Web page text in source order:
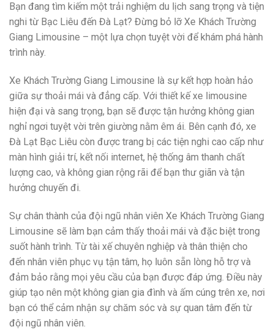
Bạn đang tìm kiếm một trải nghiệm du lịch sang trọng và tiện
nghi từ Bạc Liêu đến Đà Lạt? Đừng bỏ lỡ Xe Khách Trường
Giang Limousine – một lựa chọn tuyệt vời để khám phá hành
trình này.
Xe Khách Trường Giang Limousine là sự kết hợp hoàn hảo
giữa sự thoải mái và đẳng cấp. Với thiết kế xe limousine
hiện đại và sang trọng, bạn sẽ được tận hưởng không gian
nghỉ ngơi tuyệt vời trên giường nằm êm ái. Bên cạnh đó, xe
Đà Lạt Bạc Liêu còn được trang bị các tiện nghi cao cấp như
màn hình giải trí, kết nối internet, hệ thống âm thanh chất
lượng cao, và không gian rộng rãi để bạn thư giãn và tận
hưởng chuyến đi.
Sự chân thành của đội ngũ nhân viên Xe Khách Trường Giang
Limousine sẽ làm bạn cảm thấy thoải mái và đặc biệt trong
suốt hành trình. Từ tài xế chuyên nghiệp và thân thiện cho
đến nhân viên phục vụ tận tâm, họ luôn sẵn lòng hỗ trợ và
đảm bảo rằng mọi yêu cầu của bạn được đáp ứng. Điều này
giúp tạo nên một không gian gia đình và ấm cúng trên xe, nơi
bạn có thể cảm nhận sự chăm sóc và sự quan tâm đến từ
đội ngũ nhân viên.